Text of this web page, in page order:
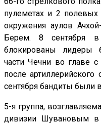
пулеметах и 2 полевых
окружения аулов
Берем. 8 сентября
блокированы лидеры
части Чечни во главе
после
сентября бандиты были
5-я группа,
дивизии Шувановым в